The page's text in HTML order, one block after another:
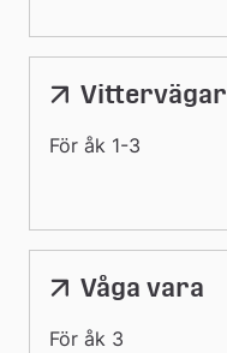
Vittervägar
För åk 1-3
Våga vara
För åk 3